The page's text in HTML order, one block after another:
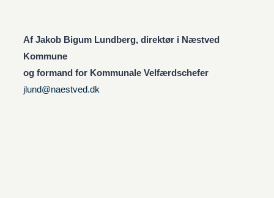
Af Jakob Bigum Lundberg, direktør i Næstved
Kommune
og formand for Kommunale Velfærdschefer
jlund@naestved.dk